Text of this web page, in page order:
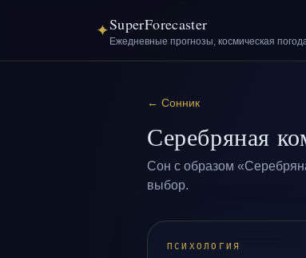
✦SuperForecaster
Ежедневные прогнозы, космическая
← Сонник
Серебряная
Сон с образом
выбор.
ПСИХОЛОГИЯ